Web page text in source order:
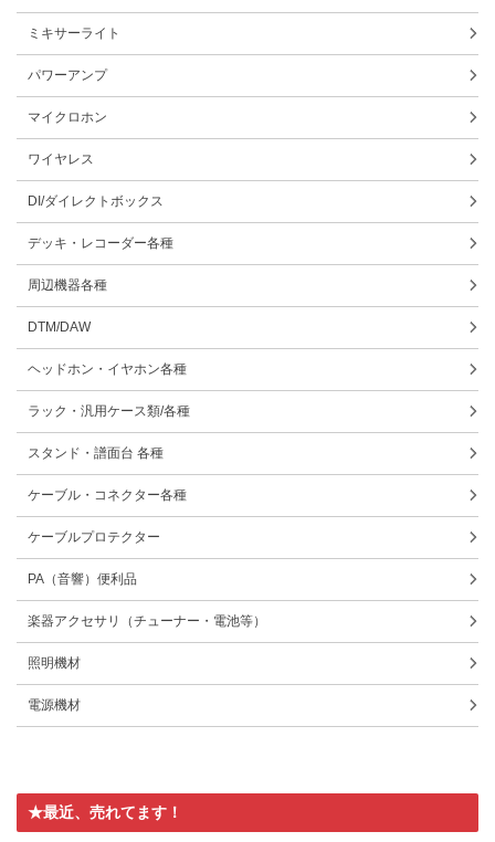
ミキサーライト
パワーアンプ
マイクロホン
ワイヤレス
DI/ダイレクトボックス
デッキ・レコーダー各種
周辺機器各種
DTM/DAW
ヘッドホン・イヤホン各種
ラック・汎用ケース類/各種
スタンド・譜面台 各種
ケーブル・コネクター各種
ケーブルプロテクター
PA（音響）便利品
楽器アクセサリ（チューナー・電池等）
照明機材
電源機材
★最近、売れてます！